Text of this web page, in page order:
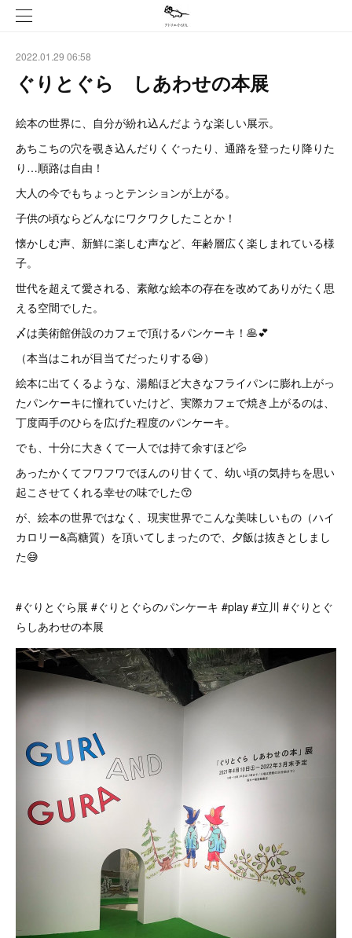
2022.01.29 06:58
ぐりとぐら しあわせの本展
絵本の世界に、自分が紛れ込んだような楽しい展示。
あちこちの穴を覗き込んだりくぐったり、通路を登ったり降りた
り…順路は自由！
大人の今でもちょっとテンションが上がる。
子供の頃ならどんなにワクワクしたことか！
懐かしむ声、新鮮に楽しむ声など、年齢層広く楽しまれている様
子。
世代を超えて愛される、素敵な絵本の存在を改めてありがたく思
える空間でした。
〆は美術館併設のカフェで頂けるパンケーキ！🥞💕
（本当はこれが目当てだったりする😆）
絵本に出てくるような、湯船ほど大きなフライパンに膨れ上がっ
たパンケーキに憧れていたけど、実際カフェで焼き上がるのは、
丁度両手のひらを広げた程度のパンケーキ。
でも、十分に大きくて一人では持て余すほど💦
あったかくてフワフワでほんのり甘くて、幼い頃の気持ちを思い
起こさせてくれる幸せの味でした😙
が、絵本の世界ではなく、現実世界でこんな美味しいもの（ハイ
カロリー&高糖質）を頂いてしまったので、夕飯は抜きとしまし
た😅
#ぐりとぐら展 #ぐりとぐらのパンケーキ #play #立川 #ぐりとぐ
らしあわせの本展